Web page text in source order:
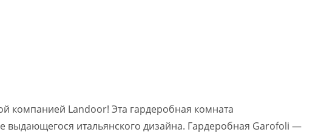
компанией Landoor! Эта гардеробная комната
выдающегося итальянского дизайна. Гардеробная Garofoli —